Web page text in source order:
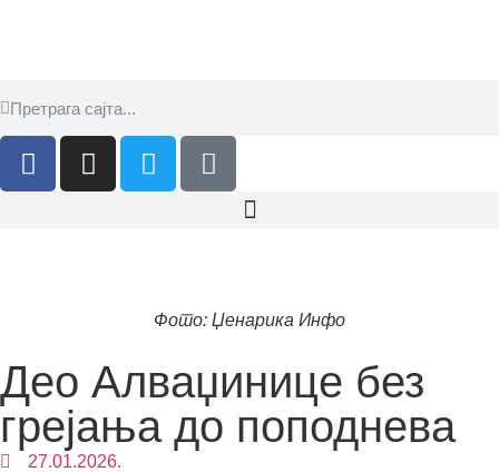
Фото: Џенарика Инфо
Део Алваџинице без
грејања до поподнева
27.01.2026.